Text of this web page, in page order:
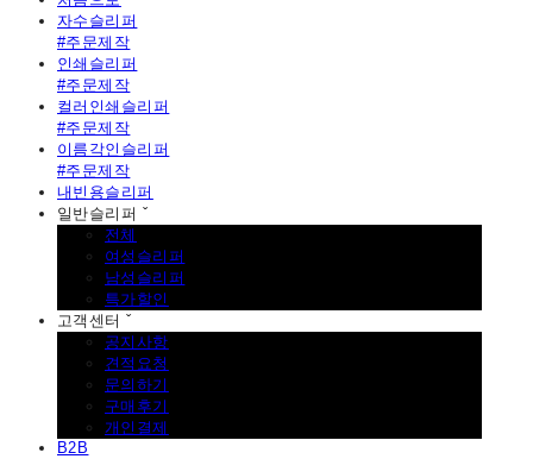
자수슬리퍼
#주문제작
인쇄슬리퍼
#주문제작
컬러인쇄슬리퍼
#주문제작
이름각인슬리퍼
#주문제작
내빈용슬리퍼
일반슬리퍼 ˇ
전체
여성슬리퍼
남성슬리퍼
특가할인
고객센터 ˇ
공지사항
견적요청
문의하기
구매후기
개인결제
B2B